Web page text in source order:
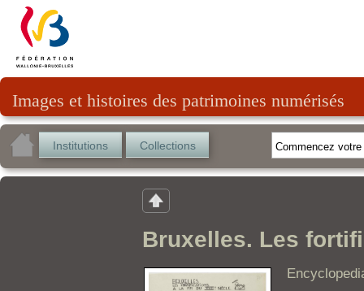
Images et histoires des patrimoines numérisés
Institutions Collections
Bruxelles. Les